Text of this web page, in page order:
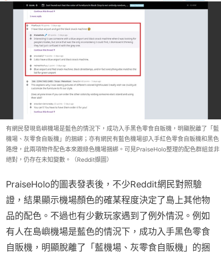
有網民發現島嶼機場是藍色的情況下，成功入手黑色零食自販機，明顯脫離了「藍
機場、灰零食自販機」的捆綁；亦有網民有藍色機場卻入手紅色零食自販機和黑色
路燈，此兩項物件配色本來跟綠色機場捆綁。可見PraiseHolo整理的配色群組並非
絕對，仍存在未知變數。（Reddit擷圖）
PraiseHolo的圖表發表後，不少Reddit網民對照驗
證，結果顯示機場顏色的確某程度決定了島上其他物
品的配色。不過也有少數玩家遇到了例外情況。例如
有人在島嶼機場是藍色的情況下，成功入手黑色零食
自販機，明顯脫離了「藍機場、灰零食自販機」的捆